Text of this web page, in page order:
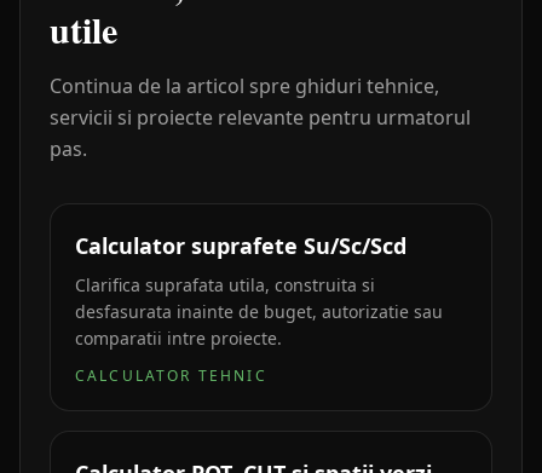
utile
Continua de la articol spre ghiduri tehnice,
servicii si proiecte relevante pentru urmatorul
pas.
Calculator suprafete Su/Sc/Scd
Clarifica suprafata utila, construita si
desfasurata inainte de buget, autorizatie sau
comparatii intre proiecte.
CALCULATOR TEHNIC